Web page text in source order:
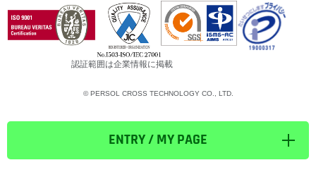
ENTRY / MY PAGE
認証範囲は企業情報に掲載
© PERSOL CROSS TECHNOLOGY CO., LTD.